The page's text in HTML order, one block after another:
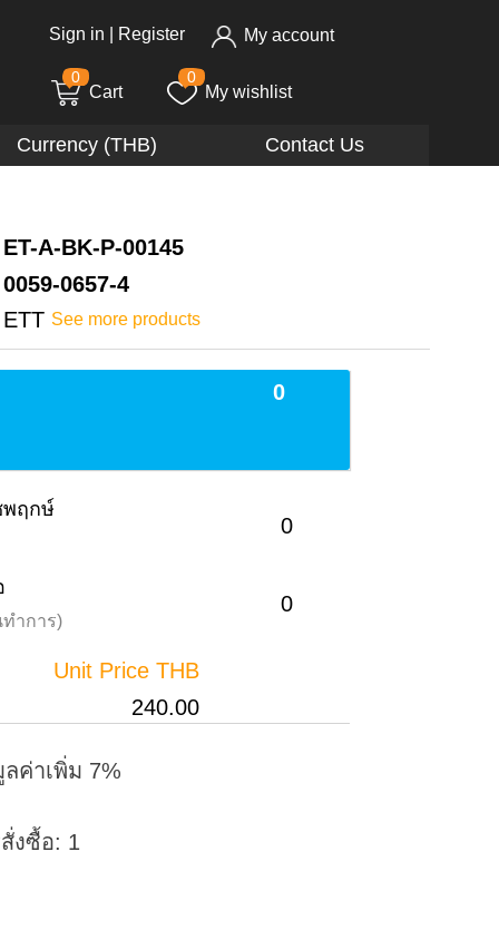
Sign in Register My account
0
Cart
0
My wishlist
Currency (THB) Contact Us
ET-A-BK-P-00145
0059-0657-4
ETT See more products
0
ฤกษ์
0
ทำการ)
0
Unit Price THB
240.00
ค่าเพิ่ม 7%
งซื้อ: 1